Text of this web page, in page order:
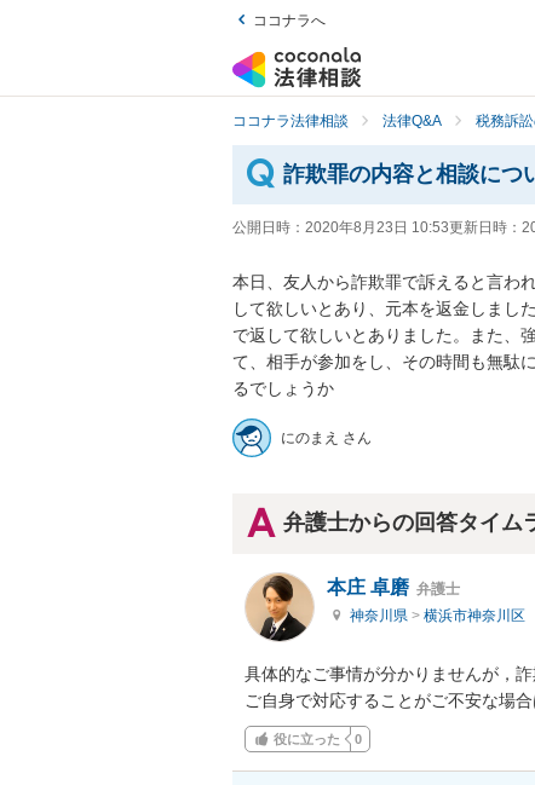
ココナラへ
ココナラ法律相談 法律Q&A 税務訴
詐欺罪の内容と相談につ
公開日時： 2020年8月23日 10:53更新日時：
本日、友人から詐欺罪で訴えると言わ
して欲しいとあり、元本を返金しまし
で返して欲しいとありました。また、
て、相手が参加をし、その時間も無駄
るでしょうか
にのまえ さん
弁護士からの回答タイム
本庄 卓磨 弁護士
神奈川県 > 横浜市神奈川区
具体的なご事情が分かりませんが，
ご自身で対応することがご不安な場
役に立った 0